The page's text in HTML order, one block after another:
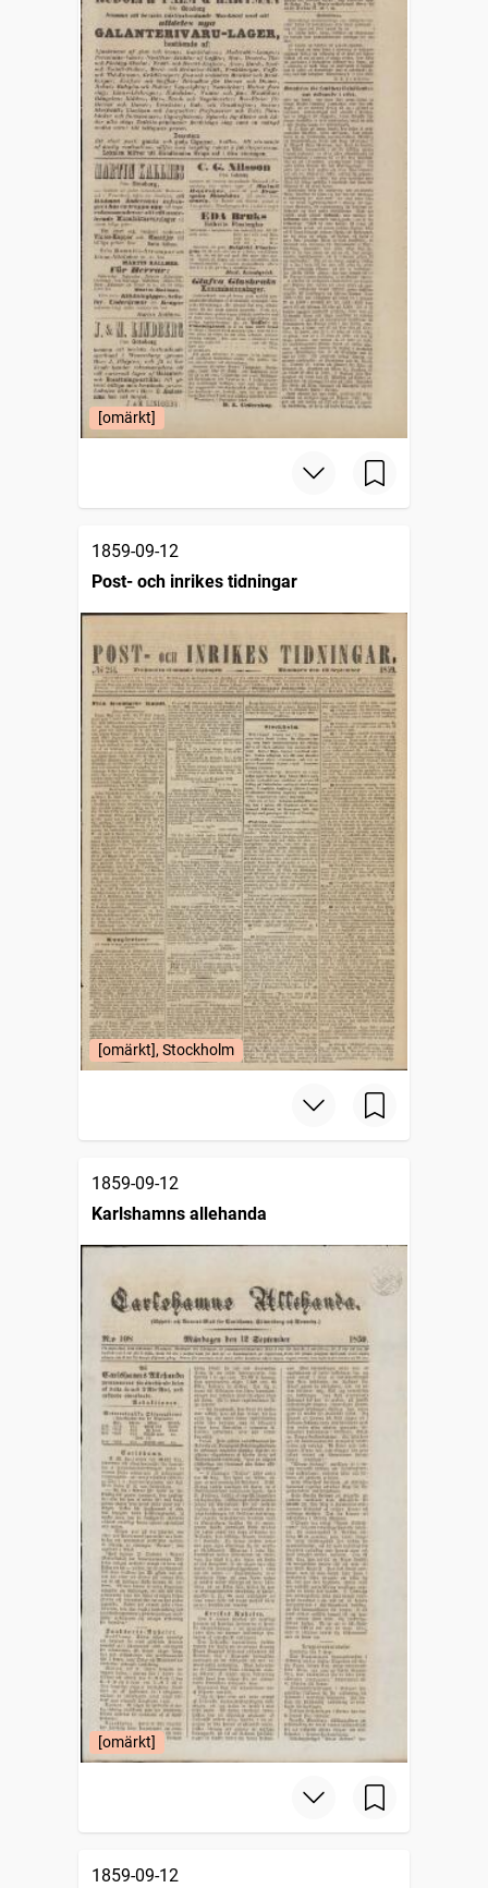
[omärkt]
1859-09-12
Post- och inrikes tidningar
[omärkt], Stockholm
1859-09-12
Karlshamns allehanda
[omärkt]
1859-09-12